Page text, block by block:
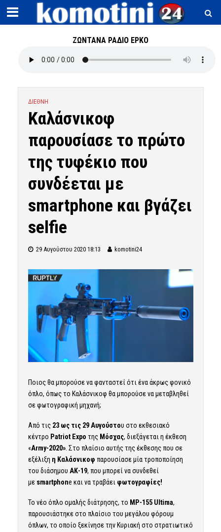
ΖΩΝΤΑΝΑ ΡΑΔΙΟ ΕΡΚΟ
ΔΙΕΘΝΗ
Καλάσνικοφ
παρουσίασε το πρώτο
της τυφέκιο που
συνδέεται με
smartphone και βγάζει
selfie
29 Αυγούστου 2020 18:13 komotini24
Ποιος θα μπορούσε να φανταστεί ότι ένα άκρως φονικό
όπλο, όπως το Καλάσνικοφ θα μπορούσε να μεταβληθεί
σε φωτογραφική μηχανή;
Από τις23 ως τις 29 Αυγούστου στο εκθεσιακό
κέντρο Patriot Expo της Μόσχας, διεξάγεται η έκθεση
«Army-2020». Στο πλαίσιο αυτής της έκθεσης που σε
εξέλιξη η Καλάσνικοφ παρουσίασε μία τροποποίηση
του διάσημου ΑΚ-19, που μπορεί να συνδεθεί
με smartphone και να τραβάει φωτογραφίες!
Το νέο όπλο ομαλής διάτρησης, το МР-155 Ultima,
παρουσιάστηκε στο πλαίσιο του μεγάλου φόρουμ
όπλων, το οποίο ξεκίνησε την Κυριακή στο στρατιωτικό